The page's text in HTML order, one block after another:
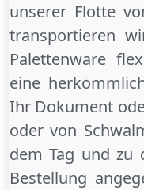
unserer Flotte
transportieren
Palettenware
eine
Ihr Dokument
odervon
dem Tag und zu
Bestellung